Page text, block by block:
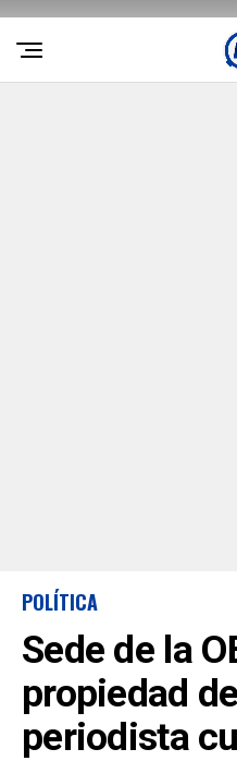
POLÍTICA
Sede de la
propiedad
periodista